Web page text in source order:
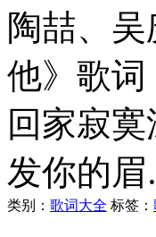
陶喆、
他》歌
回家寂
发你的
类别： 歌词大全 标签：